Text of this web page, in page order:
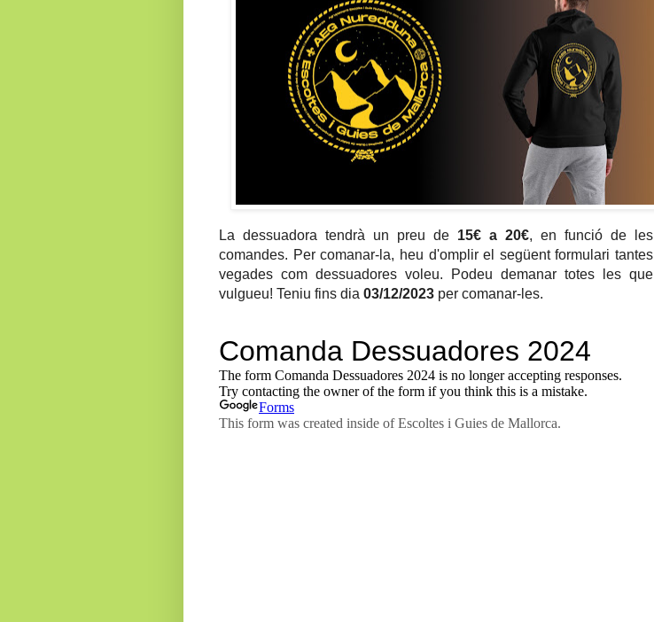
La dessuadora tendrà un preu de 15€ a 20€, en funció de les
comandes. Per comanar-la, heu d'omplir el següent formulari tantes
vegades com dessuadores voleu. Podeu demanar totes les que
vulgueu! Teniu fins dia 03/12/2023 per comanar-les.